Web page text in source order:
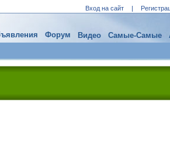
Вход на сайт |
Форум Видео Самые-Самые